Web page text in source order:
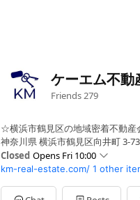
ケーエム不動
Friends 279
☆横浜市鶴見区の地域密着不動
神奈川県 横浜市鶴見区向井町 3-
Closed Opens Fri 10:00
Sun10:00 - 18:00
Mon10:00 - 18:00
km-real-estate.com/ 1 other